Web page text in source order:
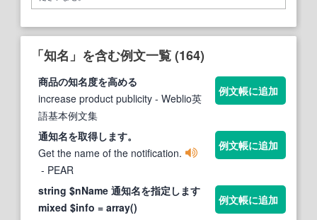
「知名」を含む例文一覧 (164)
商品の知名度を高める
increase product publicity - Weblio英
語基本例文集
例文帳に追加
通知名を取得します。
Get the name of the notification.
- PEAR
例文帳に追加
string $nName 通知名を指定します
mixed $info = array()
例文帳に追加